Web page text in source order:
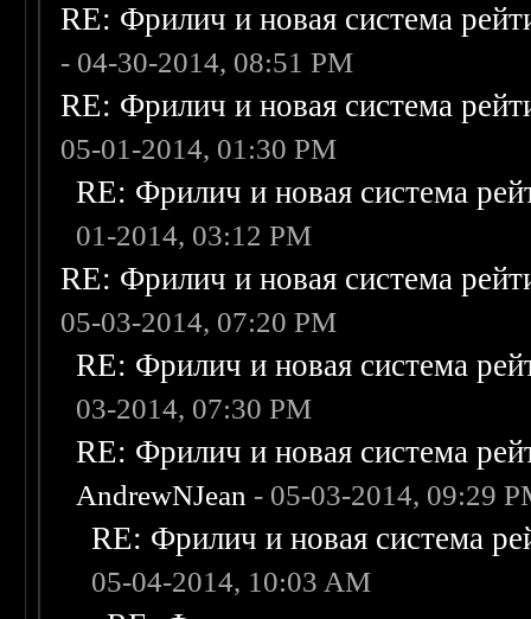
RE: Фрилич и новая система
- 04-30-2014, 08:51 PM
RE: Фрилич и новая система
05-01-2014, 01:30 PM
RE: Фрилич и новая система
01-2014, 03:12 PM
RE: Фрилич и новая система
05-03-2014, 07:20 PM
RE: Фрилич и новая система
03-2014, 07:30 PM
RE: Фрилич и новая система
AndrewNJean - 05-03-2014, 09:29
RE: Фрилич и новая система
05-04-2014, 10:03 AM